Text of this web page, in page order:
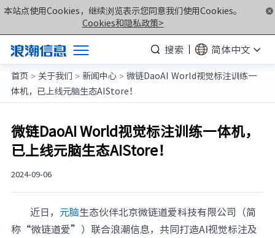
本站点使用Cookies，继续浏览表示您同意我们使用Cookies。
Cookies和隐私政策>
搜索
简体中文
产品
解决方案
服务支持
如何购买
合作伙伴
联合创新平台
关于我们
首页 > 关于我们 > 新闻中心 > 微链DaoAI World视觉标注训练一
体机，已上线元脑生态AIStore！
微链DaoAI World视觉标注训练一体机，
已上线元脑生态AIStore！
2024-09-06
近日， 元脑生态伙伴北京微链道爱科技有限公司（简
称“微链道爱”）联合浪潮信息，共同打造AI视觉标注及